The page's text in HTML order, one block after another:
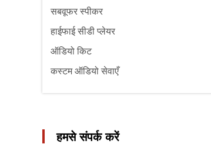
सबवूफर स्पीकर
हाईफाई सीडी प्लेयर
ऑडियो किट
कस्टम ऑडियो सेवाएँ
हमसे संपर्क करें